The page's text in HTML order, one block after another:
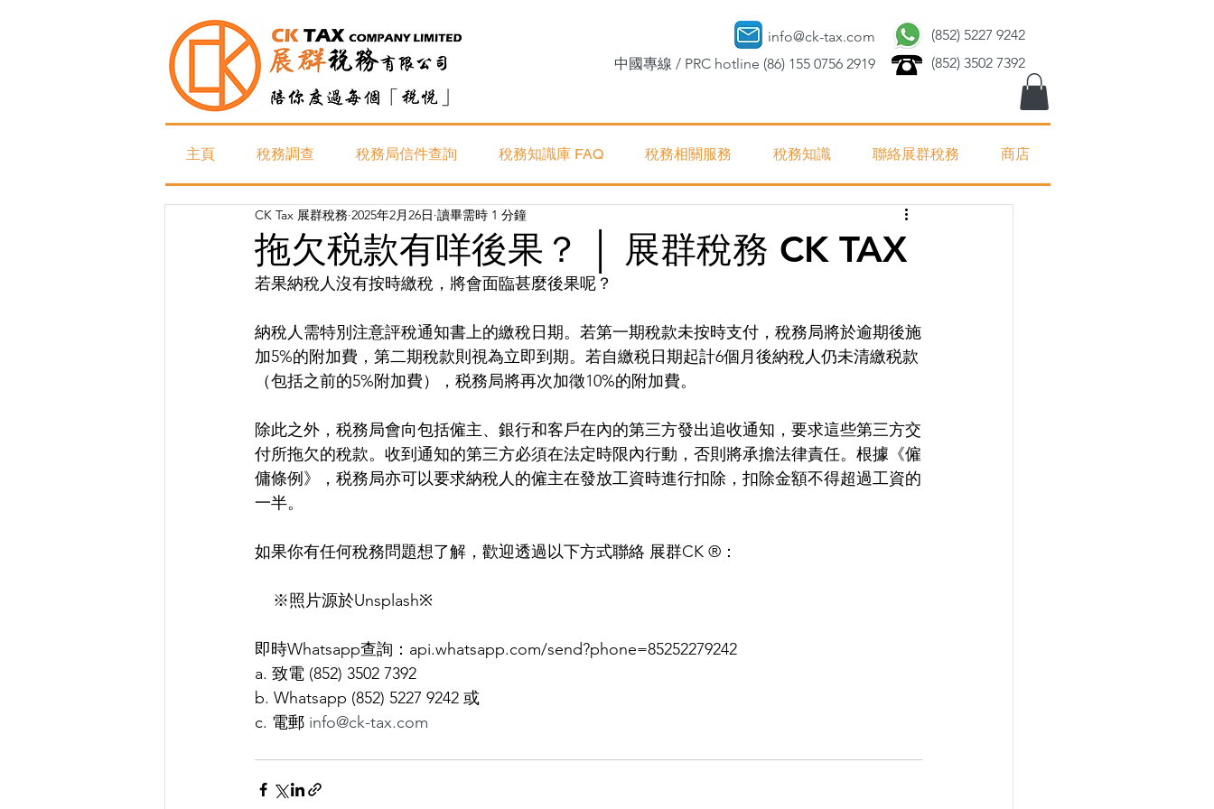
info@ck-tax.com
中國專線 / PRC hotline (86) 155 0756 2919
(852) 5227 9242
(852) 3502 7392
主頁 稅務調查 稅務局信件查詢 稅務知識庫 FAQ 稅務相關服務 稅務知識 聯絡展群稅務 商店
拖欠税款有咩後果？ │ 展群稅務 CK TAX
CK Tax 展群稅務 2025年2月26日 讀畢需時 1 分鐘
若果納稅人沒有按時繳稅，將會面臨甚麼後果呢？
納稅人需特別注意評稅通知書上的繳稅日期。若第一期稅款未按時支付，稅務局將於逾期後施
加5%的附加費，第二期稅款則視為立即到期。若自繳税日期起計6個月後納稅人仍未清繳税款
（包括之前的5%附加費），税務局將再次加徵10%的附加費。
除此之外，税務局會向包括僱主、銀行和客戶在內的第三方發出追收通知，要求這些第三方交
付所拖欠的稅款。收到通知的第三方必須在法定時限內行動，否則將承擔法律責任。根據《僱
傭條例》，税務局亦可以要求納稅人的僱主在發放工資時進行扣除，扣除金額不得超過工資的
一半。
如果你有任何稅務問題想了解，歡迎透過以下方式聯絡 展群CK ®：
※照片源於Unsplash※
即時Whatsapp查詢：api.whatsapp.com/send?phone=85252279242
a. 致電 (852) 3502 7392
b. Whatsapp (852) 5227 9242 或
c. 電郵 info@ck-tax.com